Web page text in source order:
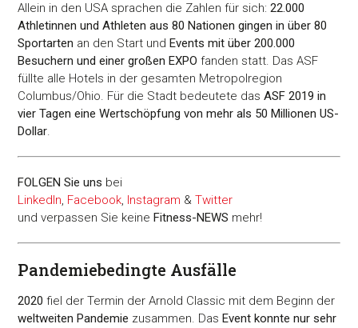
Allein in den USA sprachen die Zahlen für sich:22.000
Athletinnen und Athleten aus 80 Nationen gingen in über 80
Sportarten an den Start und Events mit über 200.000
Besuchern und einer großen EXPO fanden statt. Das ASF
füllte alle Hotels in der gesamten Metropolregion
Columbus/Ohio. Für die Stadt bedeutete dasASF 2019 in
vier Tagen eine Wertschöpfung von mehr als 50 Millionen US-
Dollar.
FOLGEN Sie uns bei
LinkedIn, Facebook, Instagram &Twitter
und verpassen Sie keine Fitness-NEWS mehr!
Pandemiebedingte Ausfälle
2020 fiel der Termin der Arnold Classic mit dem Beginn der
weltweiten Pandemie zusammen. Das Event konnte nur sehr